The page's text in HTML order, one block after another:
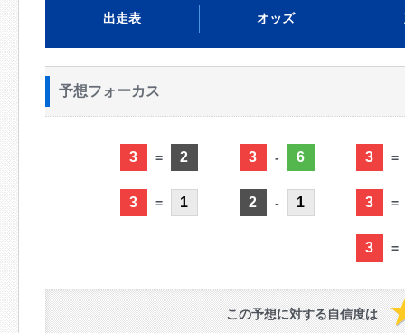
出走表 オッズ
予想フォーカス
3 = 2
3 = 1
3 - 6
2 - 1
3 =
3 =
3 =
この予想に対する自信度は